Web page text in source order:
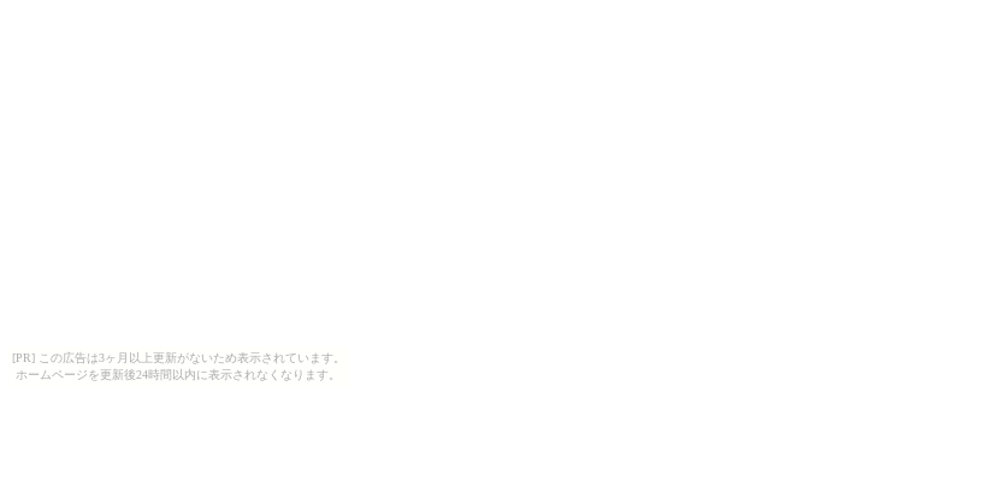
[PR] この広告は3ヶ月以上更新がないため表示されています。
ホームページを更新後24時間以内に表示されなくなります。